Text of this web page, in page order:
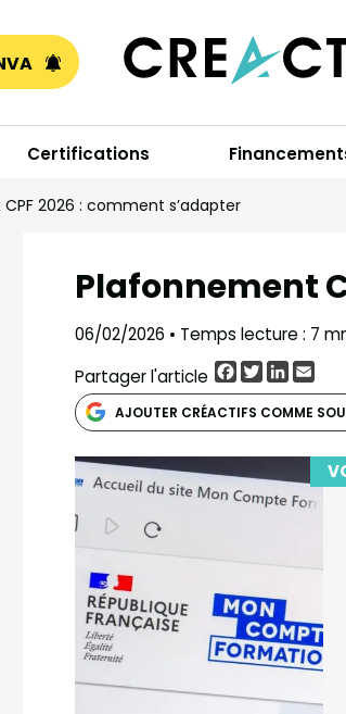
Certifications
2026 : comment s’adapter
Plafonnement
06/02/2026 • Temps lecture : 7
Partager l'article
Facebook
TwitterLinkedIn
AJOUTER CRÉACTIFS COMME